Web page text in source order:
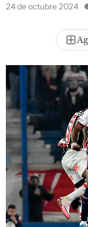
24 de octubre 2024